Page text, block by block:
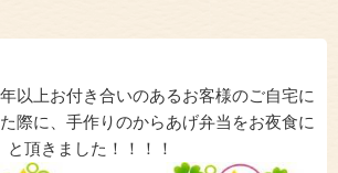
以上お付き合いのあるお客様のご自宅に
際に、手作りのからあげ弁当をお夜食に
と頂きました！！！！